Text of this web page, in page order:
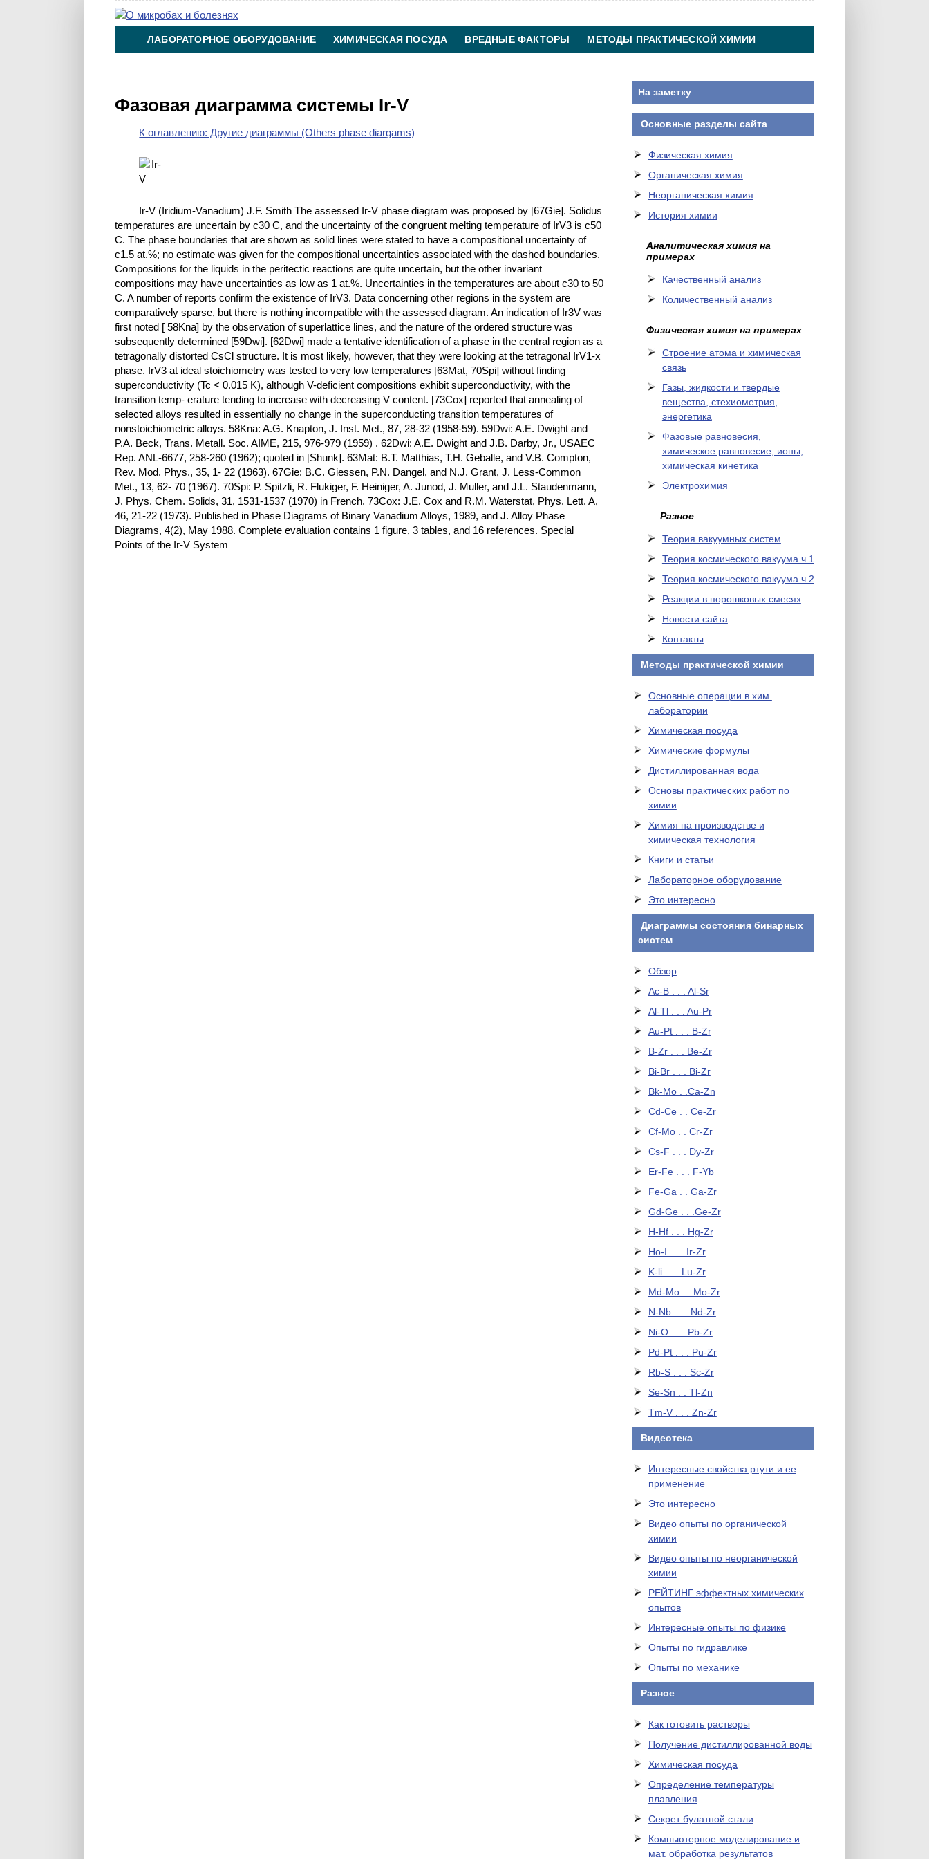
ЛАБОРАТОРНОЕ ОБОРУДОВАНИЕ ХИМИЧЕСКАЯ ПОСУДА ВРЕДНЫЕ ФАКТОРЫ МЕТОДЫ ПРАКТИЧЕСКОЙ ХИМИИ
Фазовая диаграмма системы Ir-V
К оглавлению: Другие диаграммы (Others phase diargams)
Ir-V (Iridium-Vanadium) J.F. Smith The assessed Ir-V phase diagram was proposed by [67Gie]. Solidus
temperatures are uncertain by с30 C, and the uncertainty of the congruent melting temperature of IrV3 is с50
C. The phase boundaries that are shown as solid lines were stated to have a compositional uncertainty of
с1.5 at.%; no estimate was given for the compositional uncertainties associated with the dashed boundaries.
Compositions for the liquids in the peritectic reactions are quite uncertain, but the other invariant
compositions may have uncertainties as low as 1 at.%. Uncertainties in the temperatures are about с30 to 50
C. A number of reports confirm the existence of IrV3. Data concerning other regions in the system are
comparatively sparse, but there is nothing incompatible with the assessed diagram. An indication of Ir3V was
first noted [ 58Kna] by the observation of superlattice lines, and the nature of the ordered structure was
subsequently determined [59Dwi]. [62Dwi] made a tentative identification of a phase in the central region as a
tetragonally distorted CsCl structure. It is most likely, however, that they were looking at the tetragonal IrV1-x
phase. IrV3 at ideal stoichiometry was tested to very low temperatures [63Mat, 70Spi] without finding
superconductivity (Tc < 0.015 K), although V-deficient compositions exhibit superconductivity, with the
transition temp- erature tending to increase with decreasing V content. [73Cox] reported that annealing of
selected alloys resulted in essentially no change in the superconducting transition temperatures of
nonstoichiometric alloys. 58Kna: A.G. Knapton, J. Inst. Met., 87, 28-32 (1958-59). 59Dwi: A.E. Dwight and
P.A. Beck, Trans. Metall. Soc. AIME, 215, 976-979 (1959) . 62Dwi: A.E. Dwight and J.B. Darby, Jr., USAEC
Rep. ANL-6677, 258-260 (1962); quoted in [Shunk]. 63Mat: B.T. Matthias, T.H. Geballe, and V.B. Compton,
Rev. Mod. Phys., 35, 1- 22 (1963). 67Gie: B.C. Giessen, P.N. Dangel, and N.J. Grant, J. Less-Common
Met., 13, 62- 70 (1967). 70Spi: P. Spitzli, R. Flukiger, F. Heiniger, A. Junod, J. Muller, and J.L. Staudenmann,
J. Phys. Chem. Solids, 31, 1531-1537 (1970) in French. 73Cox: J.E. Cox and R.M. Waterstat, Phys. Lett. A,
46, 21-22 (1973). Published in Phase Diagrams of Binary Vanadium Alloys, 1989, and J. Alloy Phase
Diagrams, 4(2), May 1988. Complete evaluation contains 1 figure, 3 tables, and 16 references. Special
Points of the Ir-V System
На заметку
Основные разделы сайта
Физическая химия
Органическая химия
Неорганическая химия
История химии
Аналитическая химия на
примерах
Качественный анализ
Количественный анализ
Физическая химия на примерах
Cтроение атома и химическая
связь
Газы, жидкости и твердые
вещества, стехиометрия,
энергетика
Фазовые равновесия,
химическое равновесие, ионы,
химическая кинетика
Электрохимия
Разное
Теория вакуумных систем
Теория космического вакуума ч.1
Теория космического вакуума ч.2
Реакции в порошковых смесях
Новости сайта
Контакты
Методы практической химии
Основные операции в хим.
лаборатории
Химическая посуда
Химические формулы
Дистиллированная вода
Основы практических работ по
химии
Химия на производстве и
химическая технология
Книги и статьи
Лабораторное оборудование
Это интересно
Диаграммы состояния бинарных
систем
Обзор
Ac-B . . . Al-Sr
Al-Tl . . . Au-Pr
Au-Pt . . . B-Zr
B-Zr . . . Be-Zr
Bi-Br . . . Bi-Zr
Bk-Mo . .Ca-Zn
Cd-Ce . . Ce-Zr
Cf-Mo . . Cr-Zr
Cs-F . . . Dy-Zr
Er-Fe . . . F-Yb
Fe-Ga . . Ga-Zr
Gd-Ge . . .Ge-Zr
H-Hf . . . Hg-Zr
Ho-I . . . Ir-Zr
K-li . . . Lu-Zr
Md-Mo . . Mo-Zr
N-Nb . . . Nd-Zr
Ni-O . . . Pb-Zr
Pd-Pt . . . Pu-Zr
Rb-S . . . Sc-Zr
Se-Sn . . Tl-Zn
Tm-V . . . Zn-Zr
Видеотека
Интересные свойства ртути и ее
применение
Это интересно
Видео опыты по органической
химии
Видео опыты по неорганической
химии
РЕЙТИНГ эффектных химических
опытов
Интересные опыты по физике
Опыты по гидравлике
Опыты по механике
Разное
Как готовить растворы
Получение дистиллированной воды
Химическая посуда
Определение температуры
плавления
Секрет булатной стали
Компьютерное моделирование и
мат. обработка результатов